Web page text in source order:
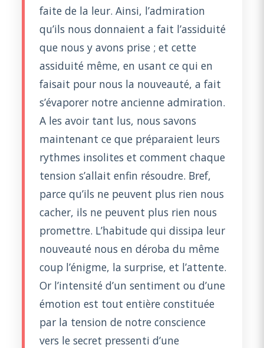
faite de la leur. Ainsi, l’admiration
qu’ils nous donnaient a fait l’assiduité
que nous y avons prise ; et cette
assiduité même, en usant ce qui en
faisait pour nous la nouveauté, a fait
s’évaporer notre ancienne admiration.
A les avoir tant lus, nous savons
maintenant ce que préparaient leurs
rythmes insolites et comment chaque
tension s’allait enfin résoudre. Bref,
parce qu’ils ne peuvent plus rien nous
cacher, ils ne peuvent plus rien nous
promettre. L’habitude qui dissipa leur
nouveauté nous en déroba du même
coup l’énigme, la surprise, et l’attente.
Or l’intensité d’un sentiment ou d’une
émotion est tout entière constituée
par la tension de notre conscience
vers le secret pressenti d’une